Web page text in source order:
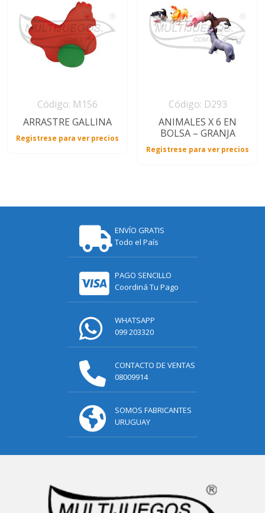
Código: M156
ARRASTRE GALLINA
Registrese para ver precios
Código: D293
ANIMALES X 6 EN
BOLSA – GRANJA
Registrese para ver precios
ENVÍO GRATIS
Todo el País
PAGO SENCILLO
Coordiná Tu Pago
WHATSAPP
099 203320
CONTACTO DE VENTAS
08009914
SOMOS FABRICANTES
URUGUAY